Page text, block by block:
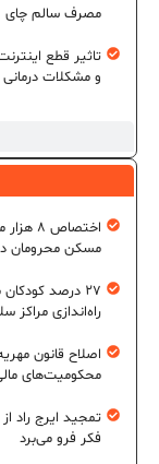
مصرف سالم چای
تاثیر قطع
و مشکلات
مسکن محرومان
۲۷ درصد
راه‌اندازی مراکز
اصلاح قانون
محکومیت‌های
تمجید ایرج راد
فکر فرو می‌برد